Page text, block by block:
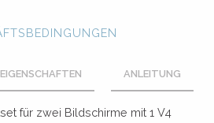
EIGENSCHAFTEN ANLEITUNG
für zwei Bildschirme mit 1 V4